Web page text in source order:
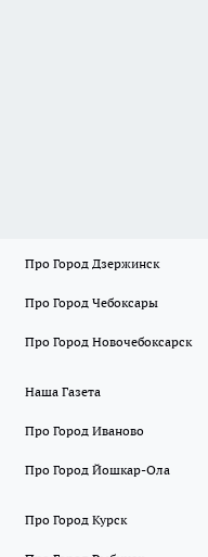
Про Город Дзержинск
Про Город Чебоксары
Про Город Новочебоксарск
Наша Газета
Про Город Иваново
Про Город Йошкар-Ола
Про Город Курск